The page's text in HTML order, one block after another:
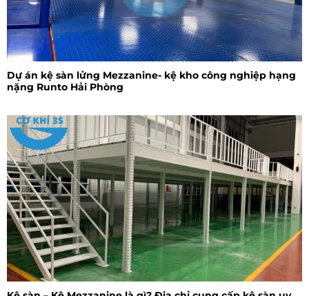
Dự án kệ sàn lửng Mezzanine- kệ kho công nghiệp hạng
nặng Runto Hải Phòng